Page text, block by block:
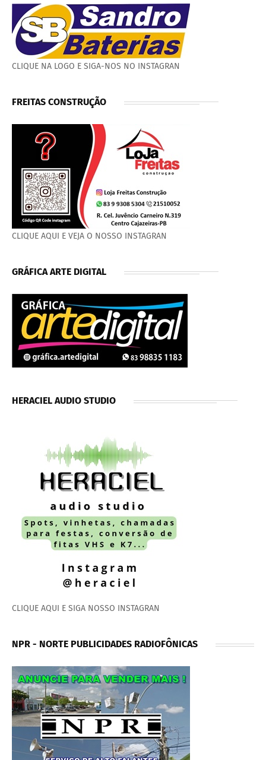
CLIQUE NA LOGO E SIGA-NOS NO INSTAGRAN
FREITAS CONSTRUÇÃO
CLIQUE AQUI E VEJA O NOSSO INSTAGRAN
GRÁFICA ARTE DIGITAL
HERACIEL AUDIO STUDIO
CLIQUE AQUI E SIGA NOSSO INSTAGRAN
NPR - NORTE PUBLICIDADES RADIOFÔNICAS